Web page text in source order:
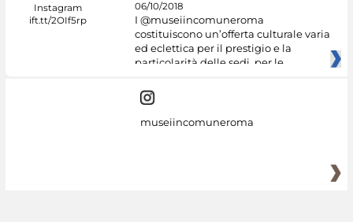
06/10/2018
I @museiincomuneroma
costituiscono un’offerta culturale varia
ed eclettica per il prestigio e la
particolarità delle sedi, per le
museiincomuneroma